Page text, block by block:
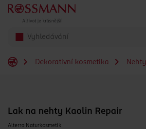
Přeskočit na hlavmní obsah
Dekorativní kosmetika Nehty
Lak na nehty Kaolin Repair
Alterra Naturkosmetik